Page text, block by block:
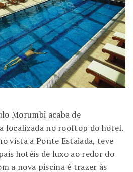
Morumbi acaba de
localizada no rooftop do hotel.
vista a Ponte Estaiada, teve
hotéis de luxo ao redor do
a nova piscina é trazer às